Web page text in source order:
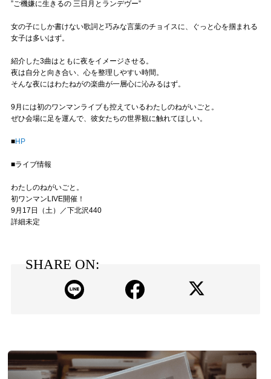
”ご機嫌に生きるの 三日月とランデヴー”
女の子にしか書けない歌詞と巧みな言葉のチョイスに、ぐっと心を掴まれる
女子は多いはず。
紹介した3曲はともに夜をイメージさせる。
夜は自分と向き合い、心を整理しやすい時間。
そんな夜にはわたねがの楽曲が一層心に沁みるはず。
9月には初のワンマンライブも控えているわたしのねがいごと。
ぜひ会場に足を運んで、彼女たちの世界観に触れてほしい。
■HP
■ライブ情報
わたしのねがいごと。
初ワンマンLIVE開催！
9月17日（土）／下北沢440
詳細未定
SHARE ON: